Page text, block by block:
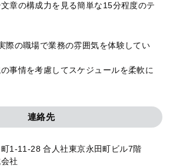
章の構成力を見る簡単な15分程度のテ
際の職場で業務の雰囲気を体験してい
事情を考慮してスケジュールを柔軟に
連絡先
1-11-28 合人社東京永田町ビル7階
社